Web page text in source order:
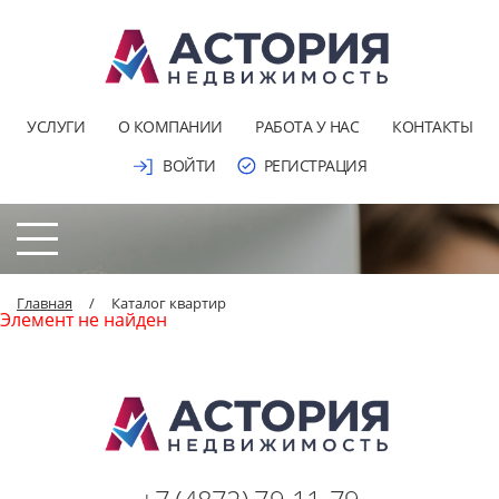
УСЛУГИ О КОМПАНИИ РАБОТА У НАС
КОНТАКТЫ
ВОЙТИ
РЕГИСТРАЦИЯ
Главная / Каталог квартир
Элемент не найден